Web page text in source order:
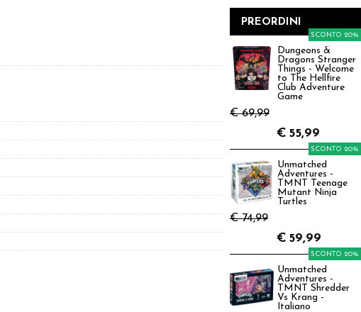
perso la password?
PREORDINI
Dungeons &
Dragons Stranger
Things - Welcome
to The Hellfire
Club Adventure
Game
€ 69,99
SCONTO 20%
€ 55,99
Unmatched
Adventures -
TMNT Teenage
Mutant Ninja
Turtles
€ 74,99
SCONTO 20%
€ 59,99
Unmatched
Adventures -
TMNT Shredder
Vs Krang -
Italiano
SCONTO 20%